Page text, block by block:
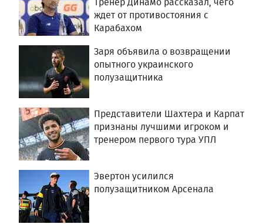
ждет от противостояния с
Карабахом
Заря объявила о возвращении
опытного украинского
полузащитника
Представители Шахтера и Карпат
признаны лучшими игроком и
тренером первого тура УПЛ
Эвертон усилился
полузащитником Арсенала